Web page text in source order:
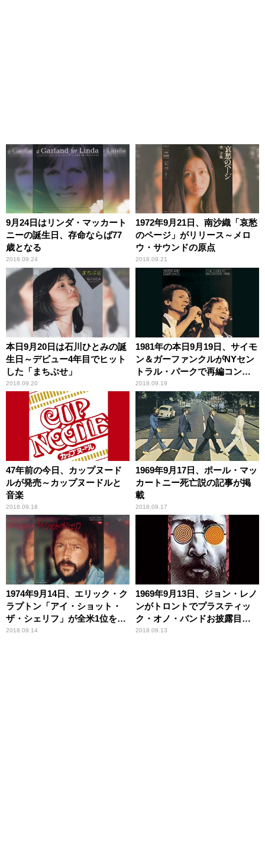
9月24日はリンダ・マッカート
ニーの誕生日、存命ならば77
歳となる
2018.09.24
1972年9月21日、南沙織「哀愁
のページ」がリリース～メロ
ウ・サウンドの原点
2018.09.21
本日9月20日は石川ひとみの誕
生日～デビュー4年目でヒット
した「まちぶせ」
2018.09.20
1981年の本日9月19日、サイモ
ン＆ガーファンクルがNYセン
トラル・パークで再編コンサ
ート
2018.09.19
47年前の今日、カップヌード
ルが発売～カップヌードルと
音楽
2018.09.18
1969年9月17日、ポール・マッ
カートニー死亡説の記事が掲
載
2018.09.17
1974年9月14日、エリック・ク
ラプトン「アイ・ショット・
ザ・シェリフ」が全米1位を記
録
2018.09.14
1969年9月13日、ジョン・レノ
ンがトロントでプラスティッ
ク・オノ・バンドお披露目ラ
イヴ
2018.09.13